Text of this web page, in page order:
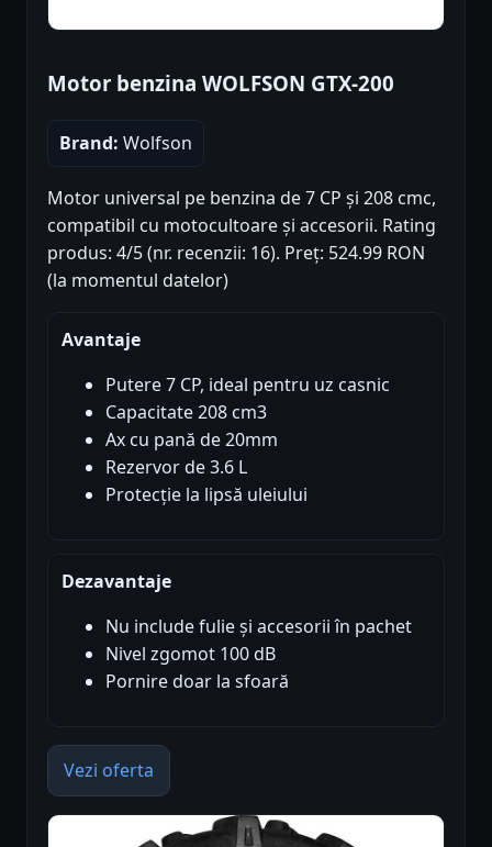
Motor benzina WOLFSON GTX-200
Brand: Wolfson
Motor universal pe benzina de 7 CP și 208 cmc,
compatibil cu motocultoare și accesorii. Rating
produs: 4/5 (nr. recenzii: 16). Preț: 524.99 RON
(la momentul datelor)
Avantaje
Putere 7 CP, ideal pentru uz casnic
Capacitate 208 cm3
Ax cu pană de 20mm
Rezervor de 3.6 L
Protecție la lipsă uleiului
Dezavantaje
Nu include fulie și accesorii în pachet
Nivel zgomot 100 dB
Pornire doar la sfoară
Vezi oferta